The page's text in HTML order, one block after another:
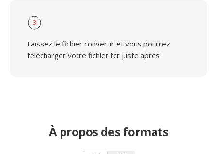
3
Laissez le fichier convertir et vous pourrez
télécharger votre fichier tcr juste après
À propos des formats